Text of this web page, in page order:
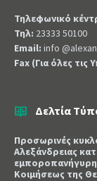
Τηλεφωνικό
Τηλ: 23333 50100
Email: info
Fax (Για όλες
Δελτία
Προσωρινές
Αλεξάνδρειας
Κοιμήσεως της